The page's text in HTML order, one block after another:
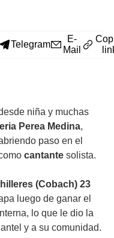
Telegram
E-
Mail
niña y muchas
Perea Medina,
paso en el
cantante solista.
(Cobach) 23
luego de ganar el
lo que le dio la
y a su comunidad.